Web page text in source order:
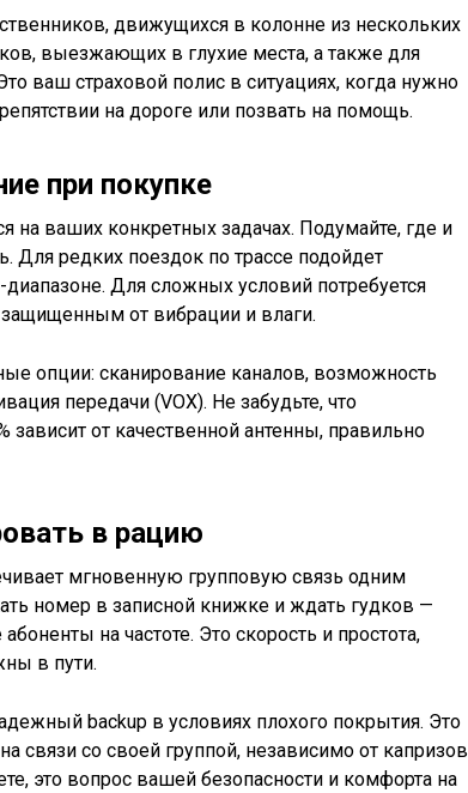
движущихся в колонне из нескольких
выезжающих в глухие места, а также для
ваш страховой полис в ситуациях, когда нужно
на дороге или позвать на помощь.
при покупке
ваших конкретных задачах. Подумайте, где и
Для редких поездок по трассе подойдет
Для сложных условий потребуется
от вибрации и влаги.
опции: сканирование каналов, возможность
передачи (VOX). Не забудьте, что
от качественной антенны, правильно
в рацию
мгновенную групповую связь одним
номер в записной книжке и ждать гудков —
на частоте. Это скорость и простота,
в пути.
backup в условиях плохого покрытия. Это
связи со своей группой, независимо от капризов
это вопрос вашей безопасности и комфорта на